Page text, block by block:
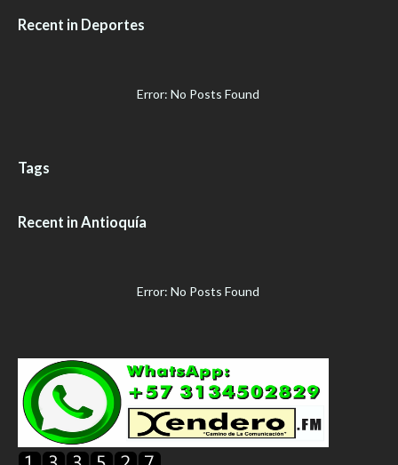
Recent in Deportes
Error: No Posts Found
Tags
Recent in Antioquía
Error: No Posts Found